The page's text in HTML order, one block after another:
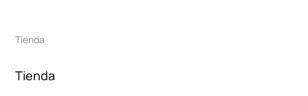
Tienda
Tienda